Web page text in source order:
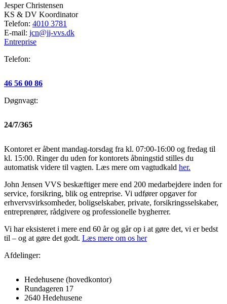
Jesper Christensen
KS & DV Koordinator
Telefon: 4010 3781
E-mail: jcn@jj-vvs.dk
Entreprise
Telefon:
46 56 00 86
Døgnvagt:
24/7/365
Kontoret er åbent mandag-torsdag fra kl. 07:00-16:00 og fredag til
kl. 15:00. Ringer du uden for kontorets åbningstid stilles du
automatisk videre til vagten. Læs mere om vagtudkald her.
John Jensen VVS beskæftiger mere end 200 medarbejdere inden for
service, forsikring, blik og entreprise. Vi udfører opgaver for
erhvervsvirksomheder, boligselskaber, private, forsikringsselskaber,
entreprenører, rådgivere og professionelle bygherrer.
Vi har eksisteret i mere end 60 år og går op i at gøre det, vi er bedst
til – og at gøre det godt. Læs mere om os her
Afdelinger:
Hedehusene (hovedkontor)
Rundageren 17
2640 Hedehusene